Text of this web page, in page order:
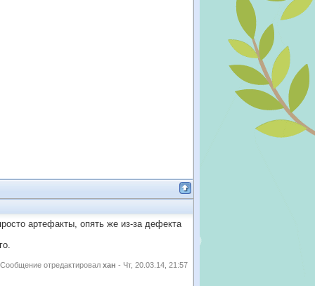
артефакты, опять же из-за дефекта
Сообщение отредактировал хан - Чт, 20.03.14, 21:57